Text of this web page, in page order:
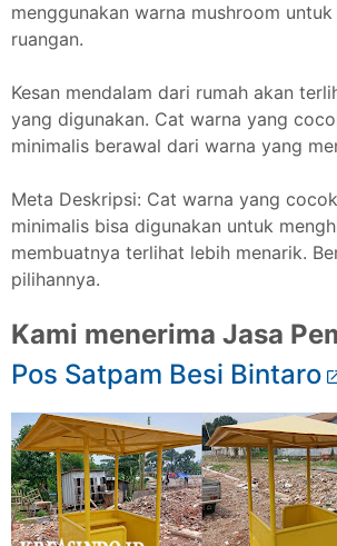
menggunakan warna mushroom
ruangan.
Kesan mendalam dari rumah akan
yang digunakan. Cat warna yang
minimalis berawal dari warna yang
Meta Deskripsi: Cat warna yang
minimalis bisa digunakan untuk
membuatnya terlihat lebih menarik.
pilihannya.
Kami menerima Jasa
Pos Satpam Besi Bintaro